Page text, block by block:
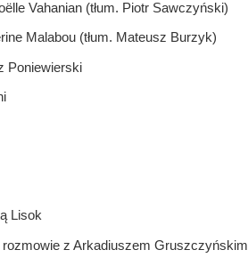
Vahanian (tłum. Piotr Sawczyński)
Malabou (tłum. Mateusz Burzyk)
Poniewierski
Lisok
z Arkadiuszem Gruszczyńskim